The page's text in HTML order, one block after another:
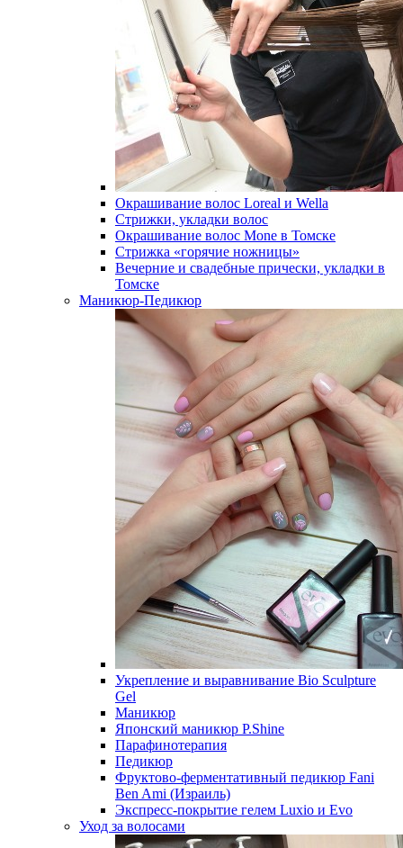
Окрашивание волос Loreal и Wella
Стрижки, укладки волос
Окрашивание волос Mone в Томске
Стрижка «горячие ножницы»
Вечерние и свадебные прически, укладки в
Томске
Маникюр-Педикюр
Укрепление и выравнивание Bio Sculpture
Gel
Маникюр
Японский маникюр P.Shine
Парафинотерапия
Педикюр
Фруктово-ферментативный педикюр Fani
Ben Ami (Израиль)
Экспресс-покрытие гелем Luxio и Evo
Уход за волосами